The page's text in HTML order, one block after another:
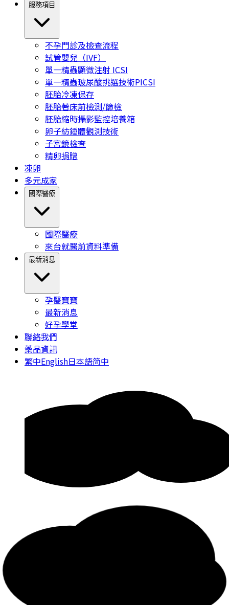
服務項目
不孕門診及檢查流程
試管嬰兒（IVF）
單一精蟲顯微注射 ICSI
單一精蟲玻尿酸挑選技術PICSI
胚胎冷凍保存
胚胎著床前檢測/篩檢
胚胎縮時攝影監控培養箱
卵子紡錘體觀測技術
子宮鏡檢查
精卵捐贈
凍卵
多元成家
國際醫療
國際醫療
來台就醫前資料準備
最新消息
孕醫寶寶
最新消息
好孕學堂
聯絡我們
藥品資訊
繁中English日本語简中